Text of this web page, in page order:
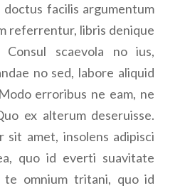
doctus facilis argumentum
referrentur, libris denique
scaevola no ius,
no sed, labore aliquid
erroribus ne eam, ne
ex alterum deseruisse.
sit amet, insolens adipisci
quo id everti suavitate
te omnium tritani, quo id